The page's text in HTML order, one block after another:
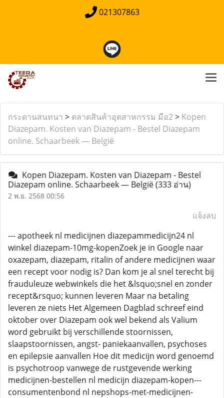
021307863
กระดานสนทนา > ตลาดสินค้าอุตสาหกรรม มือ2> Kopen
Diazepam. Kosten van Diazepam - Bestel Diazepam
online. Schaarbeek — België
Kopen Diazepam. Kosten van Diazepam - Bestel
Diazepam online. Schaarbeek — België(333 อ่าน)
2 พ.ย. 2568 00:56
แจ้งลบ
--- apotheek nl medicijnen diazepammedicijn24 nl
winkel diazepam-10mg-kopenZoek je in Google naar
oxazepam, diazepam, ritalin of andere medicijnen waar
een recept voor nodig is? Dan kom je al snel terecht bij
frauduleuze webwinkels die het &lsquo;snel en zonder
recept&rsquo; kunnen leveren Maar na betaling
leveren ze niets Het Algemeen Dagblad schreef eind
oktober over Diazepam ook wel bekend als Valium
word gebruikt bij verschillende stoornissen,
slaapstoornissen, angst- paniekaanvallen, psychoses
en epilepsie aanvallen Hoe dit medicijn word genoemd
is psychotroop vanwege de rustgevende werking
medicijnen-bestellen nl medicijn diazepam-kopen---
consumentenbond nl nepshops-met-medicijnen-